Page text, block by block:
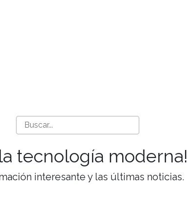
tecnología moderna!
interesante y las últimas noticias.